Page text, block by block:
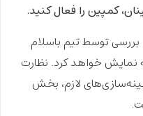
کمپین را فعال کنید.
توسط تیم باسلام
نمایش خواهد کرد. نظارت
لازم، بخش